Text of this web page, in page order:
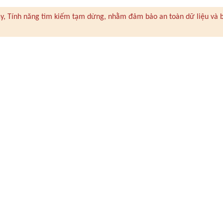
Tính năng tìm kiếm tạm dừng, nhằm đảm bảo an toàn dữ liệu và